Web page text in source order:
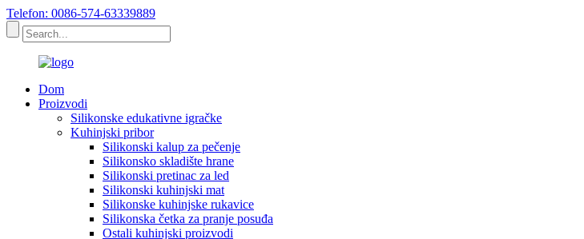
Telefon: 0086-574-63339889
Dom
Proizvodi
Silikonske edukativne igračke
Kuhinjski pribor
Silikonski kalup za pečenje
Silikonsko skladište hrane
Silikonski pretinac za led
Silikonski kuhinjski mat
Silikonske kuhinjske rukavice
Silikonska četka za pranje posuđa
Ostali kuhinjski proizvodi